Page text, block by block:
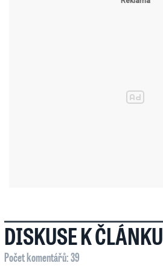
DISKUSE K ČLÁNKU
Počet komentářů: 39